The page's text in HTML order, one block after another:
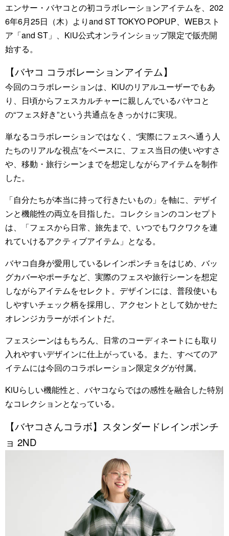
エンサー・バヤコとの初コラボレーションアイテムを、202
6年6月25日（木）よりand ST TOKYO POPUP、WEBスト
ア「and ST」、KiU公式オンラインショップ限定で販売開
始する。
【バヤコ コラボレーションアイテム】
今回のコラボレーションは、KiUのリアルユーザーでもあ
り、日頃からフェスカルチャーに親しんでいるバヤコと
の“フェス好き”という共通点をきっかけに実現。
単なるコラボレーションではなく、“実際にフェスへ通う人
たちのリアルな視点”をベースに、フェス当日の使いやすさ
や、移動・旅行シーンまでを想定しながらアイテムを制作
した。
「自分たちが本当に持って行きたいもの」を軸に、デザイ
ンと機能性の両立を目指した。コレクションのコンセプト
は、「フェスから日常、旅先まで、いつでもワクワクを連
れていけるアクティブアイテム」となる。
バヤコ自身が愛用しているレインポンチョをはじめ、バッ
グカバーやポーチなど、実際のフェスや旅行シーンを想定
しながらアイテムをセレクト。デザインには、普段使いも
しやすいチェック柄を採用し、アクセントとして効かせた
オレンジカラーがポイントだ。
フェスシーンはもちろん、日常のコーディネートにも取り
入れやすいデザインに仕上がっている。また、すべてのア
イテムには今回のコラボレーション限定タグが付属。
KiUらしい機能性と、バヤコならではの感性を融合した特別
なコレクションとなっている。
【バヤコさんコラボ】スタンダードレインポンチ
ョ 2ND